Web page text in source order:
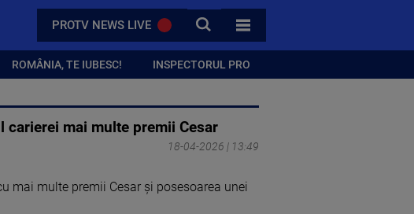
PROTV NEWS LIVE CAUTA
TOATE CATEGORIILE
ROMÂNIA, TE IUBESC! INSPECTORUL PRO
mai multe premii Cesar
18-04-2026 | 13:49
mai multe premii Cesar și posesoarea unei